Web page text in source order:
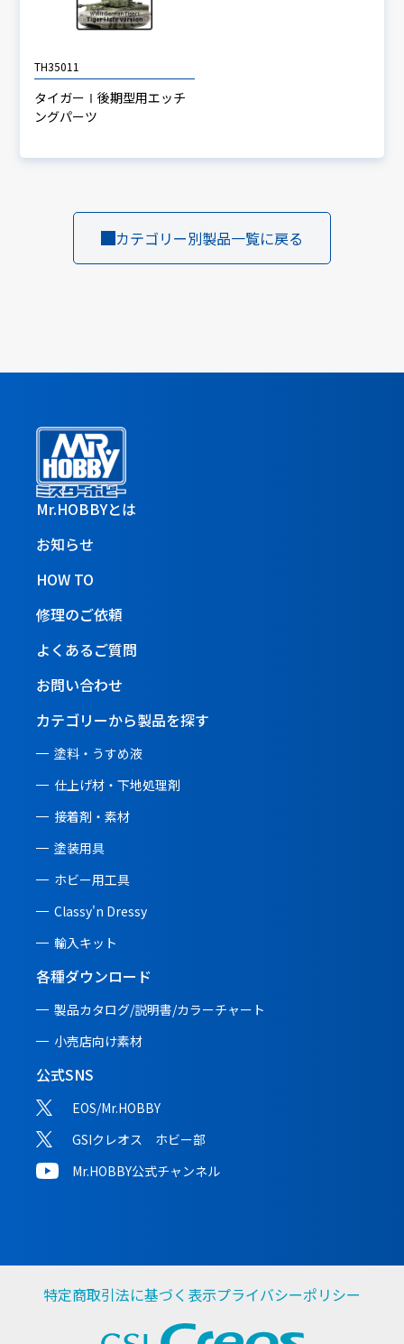
TH35011
タイガーⅠ後期型用エッチ
ングパーツ
カテゴリー別製品一覧に戻る
Mr.HOBBYとは
お知らせ
HOW TO
修理のご依頼
よくあるご質問
お問い合わせ
カテゴリーから製品を探す
塗料・うすめ液
仕上げ材・下地処理剤
接着剤・素材
塗装用具
ホビー用工具
Classy'n Dressy
輸入キット
各種ダウンロード
製品カタログ/説明書/カラーチャート
小売店向け素材
公式SNS
EOS/Mr.HOBBY
GSIクレオス ホビー部
Mr.HOBBY公式チャンネル
特定商取引法に基づく表示プライバシーポリシー